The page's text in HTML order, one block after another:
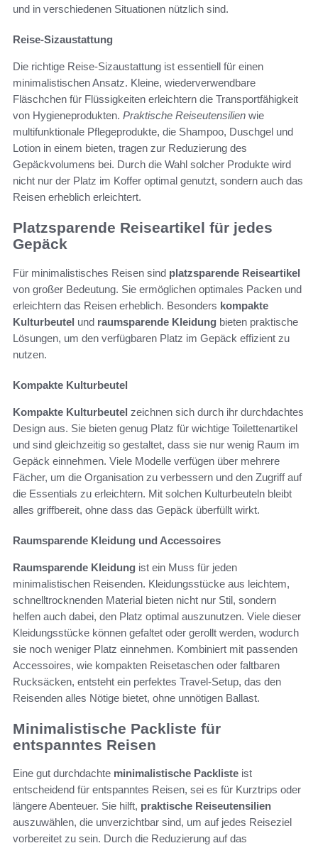
und in verschiedenen Situationen nützlich sind.
Reise-Sizaustattung
Die richtige Reise-Sizaustattung ist essentiell für einen
minimalistischen Ansatz. Kleine, wiederverwendbare
Fläschchen für Flüssigkeiten erleichtern die Transportfähigkeit
von Hygieneprodukten. Praktische Reiseutensilien wie
multifunktionale Pflegeprodukte, die Shampoo, Duschgel und
Lotion in einem bieten, tragen zur Reduzierung des
Gepäckvolumens bei. Durch die Wahl solcher Produkte wird
nicht nur der Platz im Koffer optimal genutzt, sondern auch das
Reisen erheblich erleichtert.
Platzsparende Reiseartikel für jedes
Gepäck
Für minimalistisches Reisen sind platzsparende Reiseartikel
von großer Bedeutung. Sie ermöglichen optimales Packen und
erleichtern das Reisen erheblich. Besonders kompakte
Kulturbeutel und raumsparende Kleidung bieten praktische
Lösungen, um den verfügbaren Platz im Gepäck effizient zu
nutzen.
Kompakte Kulturbeutel
Kompakte Kulturbeutel zeichnen sich durch ihr durchdachtes
Design aus. Sie bieten genug Platz für wichtige Toilettenartikel
und sind gleichzeitig so gestaltet, dass sie nur wenig Raum im
Gepäck einnehmen. Viele Modelle verfügen über mehrere
Fächer, um die Organisation zu verbessern und den Zugriff auf
die Essentials zu erleichtern. Mit solchen Kulturbeuteln bleibt
alles griffbereit, ohne dass das Gepäck überfüllt wirkt.
Raumsparende Kleidung und Accessoires
Raumsparende Kleidung ist ein Muss für jeden
minimalistischen Reisenden. Kleidungsstücke aus leichtem,
schnelltrocknenden Material bieten nicht nur Stil, sondern
helfen auch dabei, den Platz optimal auszunutzen. Viele dieser
Kleidungsstücke können gefaltet oder gerollt werden, wodurch
sie noch weniger Platz einnehmen. Kombiniert mit passenden
Accessoires, wie kompakten Reisetaschen oder faltbaren
Rucksäcken, entsteht ein perfektes Travel-Setup, das den
Reisenden alles Nötige bietet, ohne unnötigen Ballast.
Minimalistische Packliste für
entspanntes Reisen
Eine gut durchdachte minimalistische Packliste ist
entscheidend für entspanntes Reisen, sei es für Kurztrips oder
längere Abenteuer. Sie hilft, praktische Reiseutensilien
auszuwählen, die unverzichtbar sind, um auf jedes Reiseziel
vorbereitet zu sein. Durch die Reduzierung auf das